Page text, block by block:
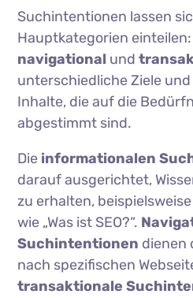
Suchintentionen lassen
Hauptkategorien einteilen:
navigational und
unterschiedliche Ziele
Inhalte, die auf die
abgestimmt sind.
Die informationalen
darauf ausgerichtet,
zu erhalten,
wie „Was ist SEO?“.
Suchintentionen dienen
nach spezifischen
transaktionale